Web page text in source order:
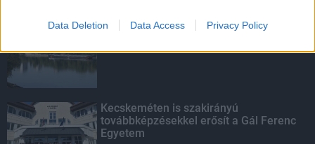
Data Deletion Data Access Privacy Policy
Megérkezett az eső a Duna
Kecskeméten is szakirányú
továbbképzésekkel erősít a Gál Ferenc
Egyetem